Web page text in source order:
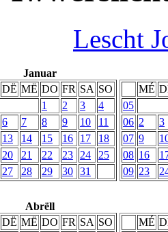
Lescht
Januar
DË MË DO FR SA SO
1 2 3
4
6 7 8 9 10
11
13 14 15 16 17
18
20 21 22 23 24
25
27 28 29 30 31
MÉ
05
06 2
3
07 9
08 16
09 23
Abrëll
DË MË DO FR SA SO
MÉ